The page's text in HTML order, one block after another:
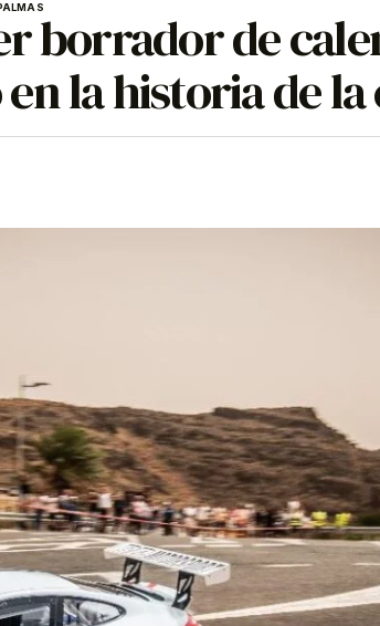
borrador de
la historia de